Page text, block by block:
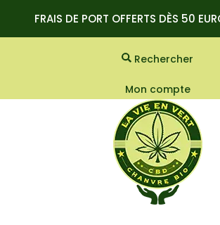
FRAIS DE PORT OFFERTS DÈS 50
Rechercher
Mon compte